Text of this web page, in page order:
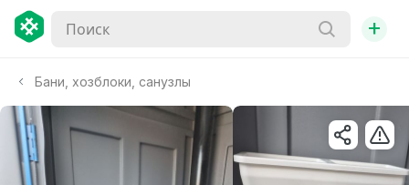
+
Бани, хозблоки, санузлы